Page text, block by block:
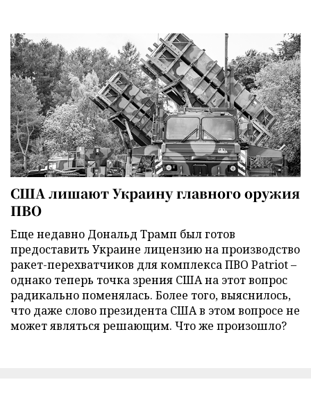
США лишают Украину главного оружия
ПВО
Еще недавно Дональд Трамп был готов
предоставить Украине лицензию на производство
ракет-перехватчиков для комплекса ПВО Patriot –
однако теперь точка зрения США на этот вопрос
радикально поменялась. Более того, выяснилось,
что даже слово президента США в этом вопросе не
может являться решающим. Что же произошло?